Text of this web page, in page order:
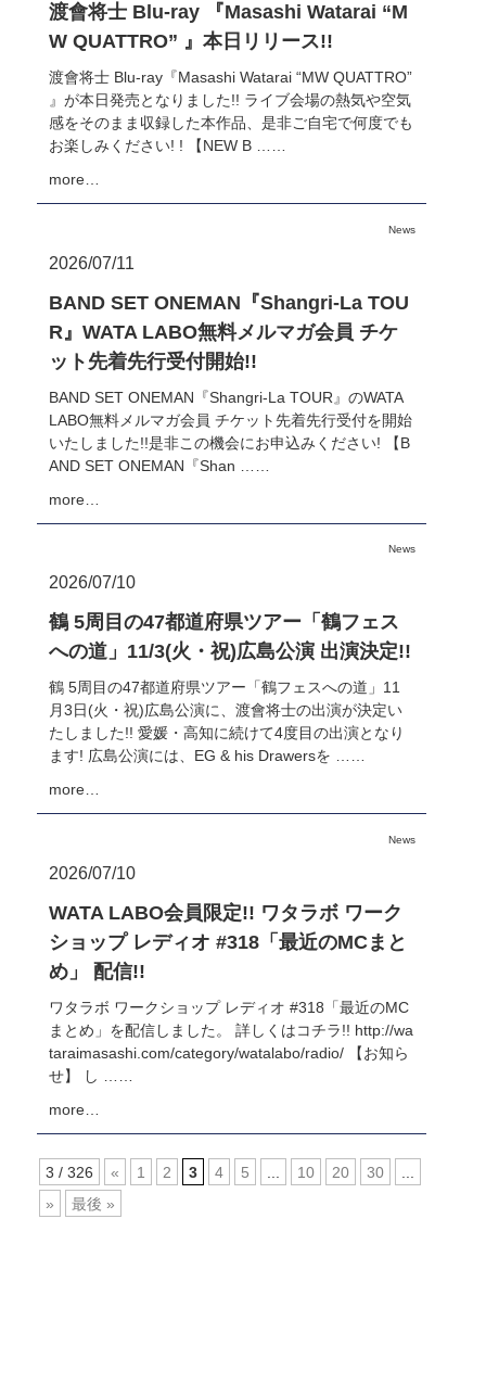
渡會将士 Blu-ray 『Masashi Watarai “M
W QUATTRO” 』本日リリース!!
渡會将士 Blu-ray『Masashi Watarai “MW QUATTRO”
』が本日発売となりました!! ライブ会場の熱気や空気
感をそのまま収録した本作品、是非ご自宅で何度でも
お楽しみください! ! 【NEW B ……
more…
News
2026/07/11
BAND SET ONEMAN『Shangri-La TOU
R』WATA LABO無料メルマガ会員 チケ
ット先着先行受付開始!!
BAND SET ONEMAN『Shangri-La TOUR』のWATA
LABO無料メルマガ会員 チケット先着先行受付を開始
いたしました!!是非この機会にお申込みください! 【B
AND SET ONEMAN『Shan ……
more…
News
2026/07/10
鶴 5周目の47都道府県ツアー「鶴フェス
への道」11/3(火・祝)広島公演 出演決定!!
鶴 5周目の47都道府県ツアー「鶴フェスへの道」11
月3日(火・祝)広島公演に、渡會将士の出演が決定い
たしました!! 愛媛・高知に続けて4度目の出演となり
ます! 広島公演には、EG & his Drawersを ……
more…
News
2026/07/10
WATA LABO会員限定!! ワタラボ ワーク
ショップ レディオ #318「最近のMCまと
め」 配信!!
ワタラボ ワークショップ レディオ #318「最近のMC
まとめ」を配信しました。 詳しくはコチラ!! http://wa
taraimasashi.com/category/watalabo/radio/ 【お知ら
せ】 し ……
more…
3 / 326 « 1 2 3 4 5 10 20 30
»
最後 »